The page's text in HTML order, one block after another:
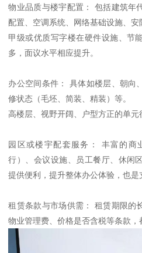
物业品质与楼宇配置： 包括建筑年
配置、空调系统、网络基础设施、安
甲级或优质写字楼在硬件设施、节
多，面议水平相应提升。
办公空间条件： 具体如楼层、朝向
修状态（毛坯、简装、精装）等。
高楼层、视野开阔、户型方正的单元
园区或楼宇配套服务： 丰富的商
行）、会议设施、员工餐厅、休闲
提供便利，提升整体办公体验，也是
租赁条款与市场供需： 租赁期限的
物业管理费、价格是否含税等条款，